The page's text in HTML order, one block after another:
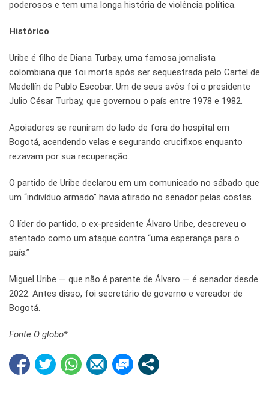
poderosos e tem uma longa história de violência política.
Histórico
Uribe é filho de Diana Turbay, uma famosa jornalista
colombiana que foi morta após ser sequestrada pelo Cartel de
Medellín de Pablo Escobar. Um de seus avôs foi o presidente
Julio César Turbay, que governou o país entre 1978 e 1982.
Apoiadores se reuniram do lado de fora do hospital em
Bogotá, acendendo velas e segurando crucifixos enquanto
rezavam por sua recuperação.
O partido de Uribe declarou em um comunicado no sábado que
um “indivíduo armado” havia atirado no senador pelas costas.
O líder do partido, o ex-presidente Álvaro Uribe, descreveu o
atentado como um ataque contra “uma esperança para o
país.”
Miguel Uribe — que não é parente de Álvaro — é senador desde
2022. Antes disso, foi secretário de governo e vereador de
Bogotá.
Fonte O globo*